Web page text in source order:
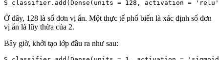
Ở đây, 128 là số đơn vị ẩn. Một thực tế phổ biến là xác định số đơn
vị ẩn là lũy thừa của 2.
Bây giờ, khởi tạo lớp đầu ra như sau: